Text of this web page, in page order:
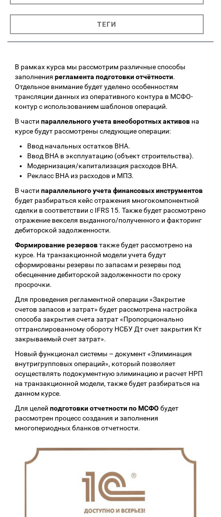
ТЕГИ
В рамках курса мы рассмотрим различные способы
заполнения регламента подготовки отчётности.
Отдельное внимание будет уделено особенностям
трансляции данных из оперативного контура в МСФО-
контур с использованием шаблонов операций.
В части параллельного учета внеоборотных активов на
курсе будут рассмотрены следующие операции:
Ввод начальных остатков ВНА.
Ввод ВНА в эксплуатацию (объект строительства).
Модернизация/капитализация расходов ВНА.
Рекласс ВНА из расходов и МПЗ.
В части параллельного учета финансовых инструментов
будет разбираться кейс отражения многокомпонентной
сделки в соответствии с IFRS 15. Также будет рассмотрено
отражение векселя выданного/полученного и факторинг
дебиторской задолженности.
Формирование резервовтакже будет рассмотрено на
курсе. На транзакционной модели учета будут
сформированы резервы по запасам и резервы под
обесценение дебиторской задолженности по сроку
просрочки.
Для проведения регламентной операции «Закрытие
счетов запасов и затрат» будет рассмотрена настройка
способа закрытия счета затрат «Пропорционально
оттранслированному обороту НСБУ Дт счет закрытия Кт
закрываемый счет затрат».
Новый функционал системы – документ «Элиминация
внутригрупповых операций», который позволяет
осуществлять подокументную элиминацию и расчет НРП
на транзакционной модели, также будет разбираться на
данном курсе.
Для целей подготовки отчетности по МСФО будет
рассмотрен процесс создания и заполнения
многопериодных бланков отчетности.